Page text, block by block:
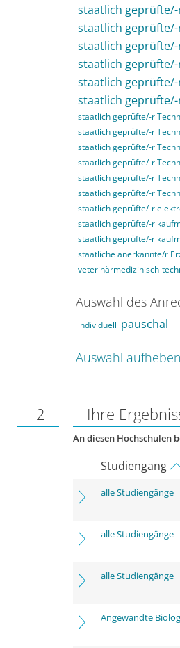
staatlich
staatlich
staatlich
staatlich
staatlich
staatlich
staatlich geprüfte/-r
staatlich geprüfte/-r
staatlich geprüfte/-r
staatlich geprüfte/-r
staatlich geprüfte/-r
staatlich geprüfte/-r
staatlich geprüfte/-r
staatlich geprüfte/-r
staatlich geprüfte/-r
staatliche anerkannte/r
veterinärmedizinisch-
Auswahl des
individuell pauschal
Auswahl aufheben
2 Ihre
An diesen Hochschulen
Studiengang
alle Studiengänge
alle Studiengänge
alle Studiengänge
Angewandte